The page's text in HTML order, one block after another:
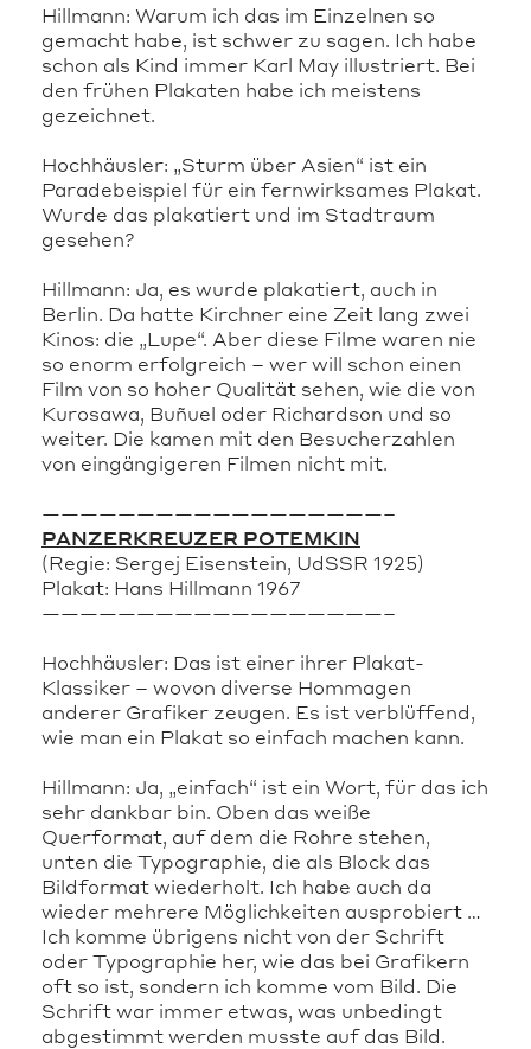
Hillmann: Warum ich das im Einzelnen so
gemacht habe, ist schwer zu sagen. Ich habe
schon als Kind immer Karl May illustriert. Bei
den frühen Plakaten habe ich meistens
gezeichnet.
Hochhäusler: „Sturm über Asien“ ist ein
Paradebeispiel für ein fernwirksames Plakat.
Wurde das plakatiert und im Stadtraum
gesehen?
Hillmann: Ja, es wurde plakatiert, auch in
Berlin. Da hatte Kirchner eine Zeit lang zwei
Kinos: die „Lupe“. Aber diese Filme waren nie
so enorm erfolgreich – wer will schon einen
Film von so hoher Qualität sehen, wie die von
Kurosawa, Buñuel oder Richardson und so
weiter. Die kamen mit den Besucherzahlen
von eingängigeren Filmen nicht mit.
——————————————————–
PANZERKREUZER POTEMKIN
(Regie: Sergej Eisenstein, UdSSR 1925)
Plakat: Hans Hillmann 1967
——————————————————–
Hochhäusler: Das ist einer ihrer Plakat-
Klassiker – wovon diverse Hommagen
anderer Grafiker zeugen. Es ist verblüffend,
wie man ein Plakat so einfach machen kann.
Hillmann: Ja, „einfach“ ist ein Wort, für das ich
sehr dankbar bin. Oben das weiße
Querformat, auf dem die Rohre stehen,
unten die Typographie, die als Block das
Bildformat wiederholt. Ich habe auch da
wieder mehrere Möglichkeiten ausprobiert …
Ich komme übrigens nicht von der Schrift
oder Typographie her, wie das bei Grafikern
oft so ist, sondern ich komme vom Bild. Die
Schrift war immer etwas, was unbedingt
abgestimmt werden musste auf das Bild.